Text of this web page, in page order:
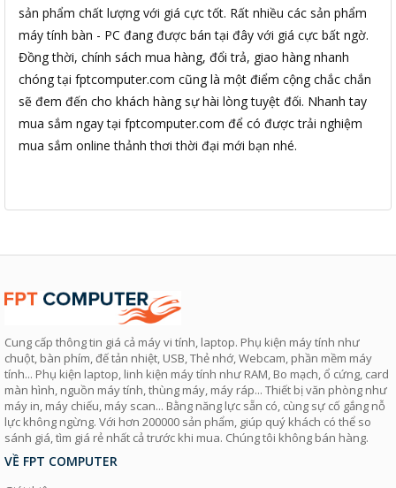
sản phẩm chất lượng với giá cực tốt. Rất nhiều các sản phẩm
máy tính bàn - PC đang được bán tại đây với giá cực bất ngờ.
Đồng thời, chính sách mua hàng, đổi trả, giao hàng nhanh
chóng tại fptcomputer.com cũng là một điểm cộng chắc chắn
sẽ đem đến cho khách hàng sự hài lòng tuyệt đối. Nhanh tay
mua sắm ngay tại fptcomputer.com để có được trải nghiệm
mua sắm online thảnh thơi thời đại mới bạn nhé.
Cung cấp thông tin giá cả máy vi tính, laptop. Phụ kiện máy tính như
chuột, bàn phím, đế tản nhiệt, USB, Thẻ nhớ, Webcam, phần mềm máy
tính... Phụ kiện laptop, linh kiện máy tính như RAM, Bo mạch, ổ cứng, card
màn hình, nguồn máy tính, thùng máy, máy ráp... Thiết bị văn phòng như
máy in, máy chiếu, máy scan... Bằng năng lực sẵn có, cùng sự cố gắng nỗ
lực không ngừng. Với hơn 200000 sản phẩm, giúp quý khách có thể so
sánh giá, tìm giá rẻ nhất cả trước khi mua. Chúng tôi không bán hàng.
VỀ FPT COMPUTER